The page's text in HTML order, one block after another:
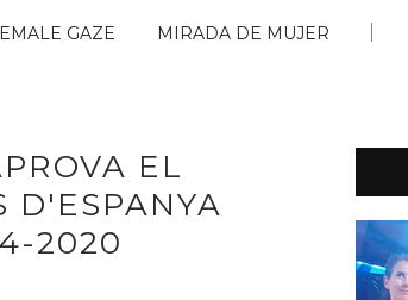
GAZE MIRADA DE MUJER
EL
D'ESPANYA
2020